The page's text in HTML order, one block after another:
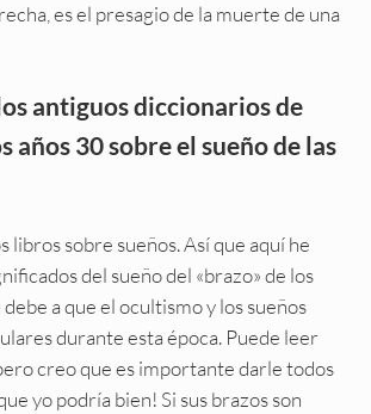
es el presagio de la muerte de una
antiguos diccionarios de
años 30 sobre el sueño de las
libros sobre sueños. Así que aquí he
del sueño del «brazo» de los
debe a que el ocultismo y los sueños
durante esta época. Puede leer
creo que es importante darle todos
yo podría bien! Si sus brazos son